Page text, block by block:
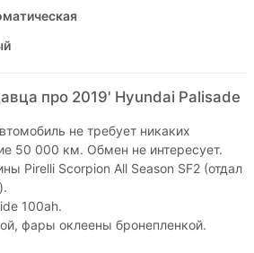
про 2019' Hyundai Palisade
не требует никаких
50 000 км. Обмен не интересует.
Pirelli Scorpion All Season SF2 (отдал
100ah.
фары оклеены бронепленкой.